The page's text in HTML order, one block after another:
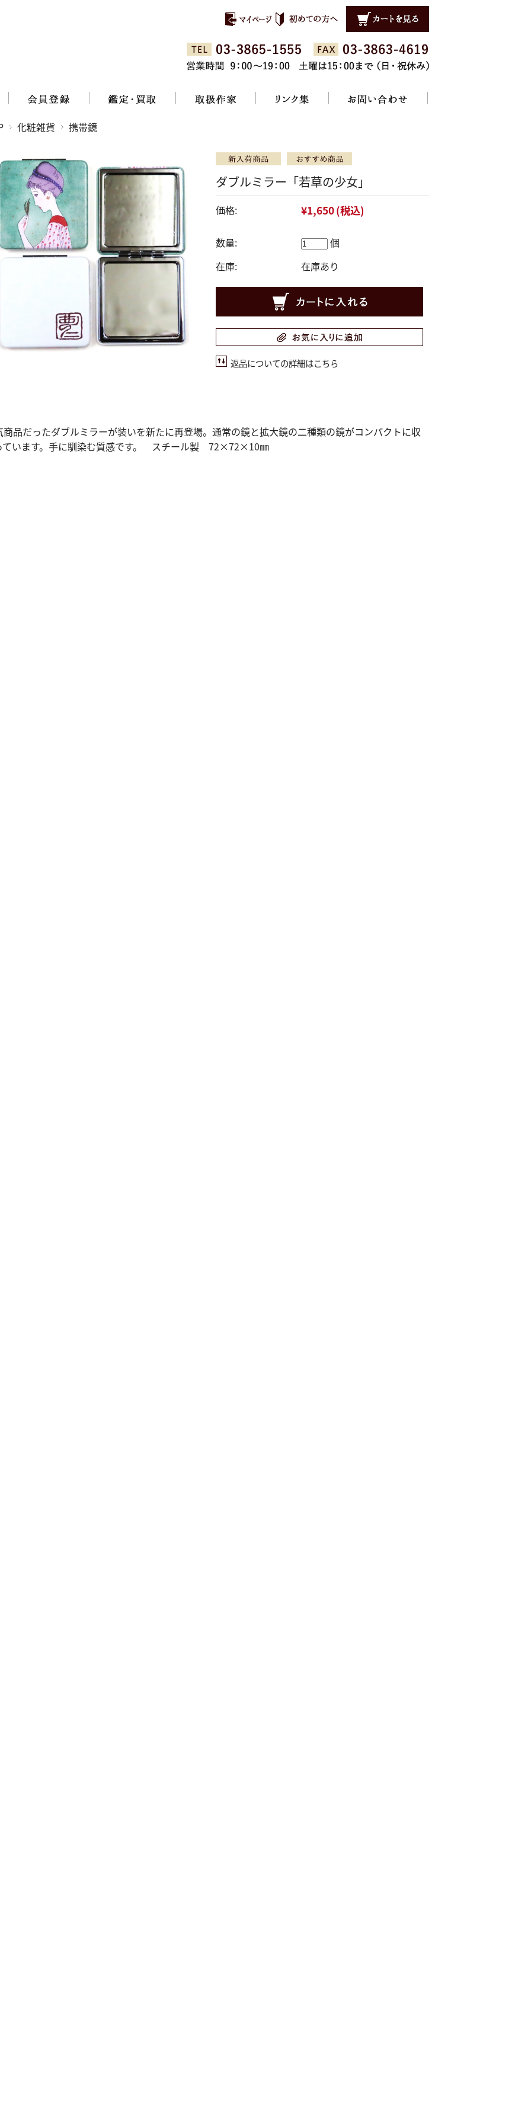
化粧雑貨 携帯鏡
ダブルミラー「若草の少女」
価格: ¥1,650(税込)
数量:
個
在庫:
在庫あり
返品についての詳細はこちら
商品だったダブルミラーが装いを新たに再登場。通常の鏡と拡大鏡の二種類の鏡がコンパクトに収
ています。手に馴染む質感です。 スチール製 72×72×10㎜